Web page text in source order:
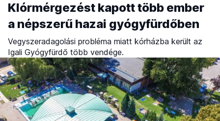
Klórmérgezést kapott több ember
a népszerű hazai gyógyfürdőben
Vegyszeradagolási probléma miatt kórházba került az
Igali Gyógyfürdő több vendége.